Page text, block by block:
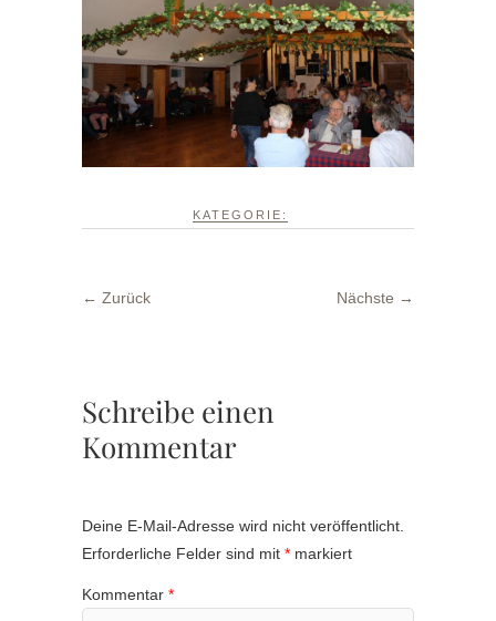
KATEGORIE:
← Zurück Nächste →
Schreibe einen
Kommentar
Deine E-Mail-Adresse wird nicht veröffentlicht.
Erforderliche Felder sind mit * markiert
Kommentar *